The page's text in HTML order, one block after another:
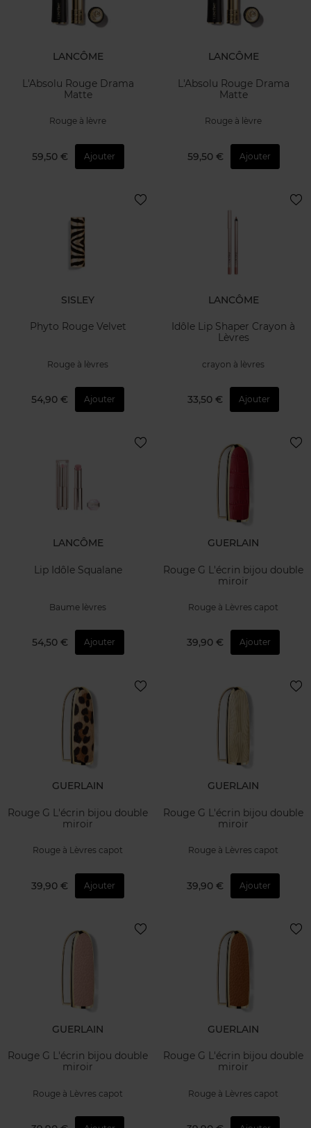
LANCÔME
L'Absolu Rouge Drama
Matte
Rouge à lèvre
59,50 € Ajouter
LANCÔME
L'Absolu Rouge Drama
Matte
Rouge à lèvre
59,50 € Ajouter
SISLEY
Phyto Rouge Velvet
Rouge à lèvres
54,90 € Ajouter
LANCÔME
Idôle Lip Shaper Crayon à
Lèvres
crayon à lèvres
33,50 € Ajouter
LANCÔME
Lip Idôle Squalane
Baume lèvres
54,50 € Ajouter
GUERLAIN
Rouge G L'écrin bijou double
miroir
Rouge à Lèvres capot
39,90 € Ajouter
GUERLAIN
Rouge G L'écrin bijou double
miroir
Rouge à Lèvres capot
39,90 € Ajouter
GUERLAIN
Rouge G L'écrin bijou double
miroir
Rouge à Lèvres capot
39,90 € Ajouter
GUERLAIN
Rouge G L'écrin bijou double
miroir
Rouge à Lèvres capot
GUERLAIN
Rouge G L'écrin bijou double
miroir
Rouge à Lèvres capot